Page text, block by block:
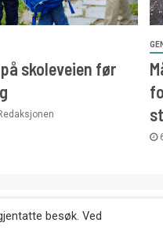
på skoleveien før
uten etter avtale med
besøk. Ved